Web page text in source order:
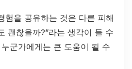
험을 공유하는 것은 다른 피해
괜찮을까?”라는 생각이 들 수
군가에게는 큰 도움이 될 수